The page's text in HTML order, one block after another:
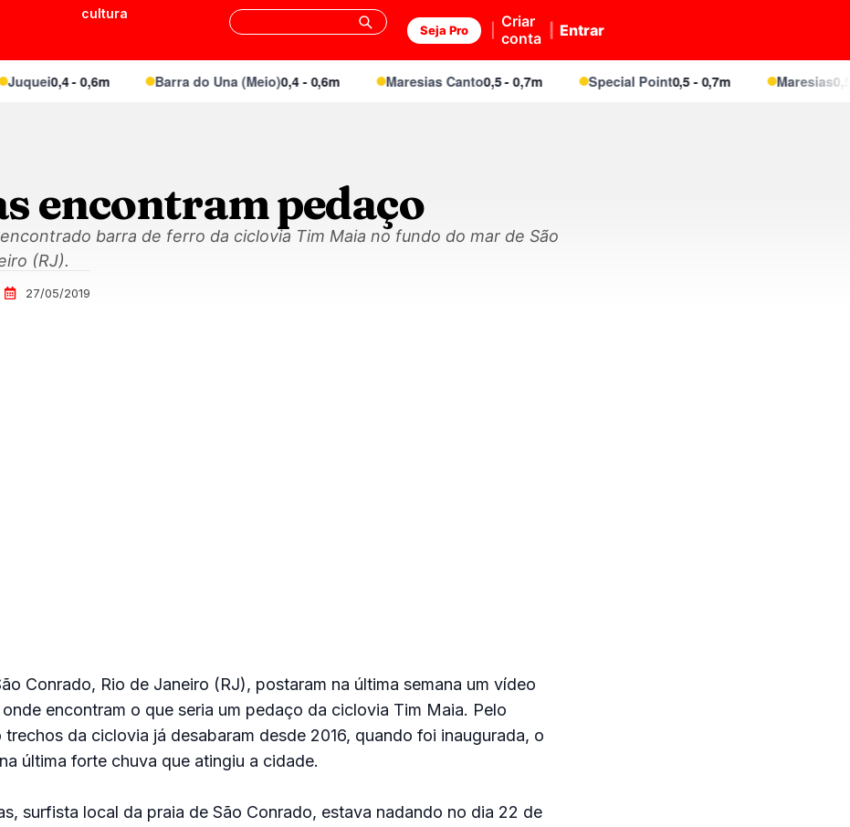
cultura
Seja Pro
Criar
conta
Entrar
0,4 - 0,6m Barra do Una (Meio)0,4 - 0,6m Maresias Canto0,5 - 0,7m Special Point0,5 - 0,7m Maresias0,5 -
encontram pedaço
barra de ferro da ciclovia Tim Maia no fundo do mar de São
(RJ).
27/05/2019
Conrado, Rio de Janeiro (RJ), postaram na última semana um vídeo
encontram o que seria um pedaço da ciclovia Tim Maia. Pelo
trechos da ciclovia já desabaram desde 2016, quando foi inaugurada, o
última forte chuva que atingiu a cidade.
surfista local da praia de São Conrado, estava nadando no dia 22 de